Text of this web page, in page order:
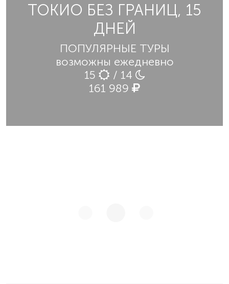
ТОКИО БЕЗ ГРАНИЦ, 15
ДНЕЙ
ПОПУЛЯРНЫЕ ТУРЫ
возможны ежедневно
15
/ 14
161 989